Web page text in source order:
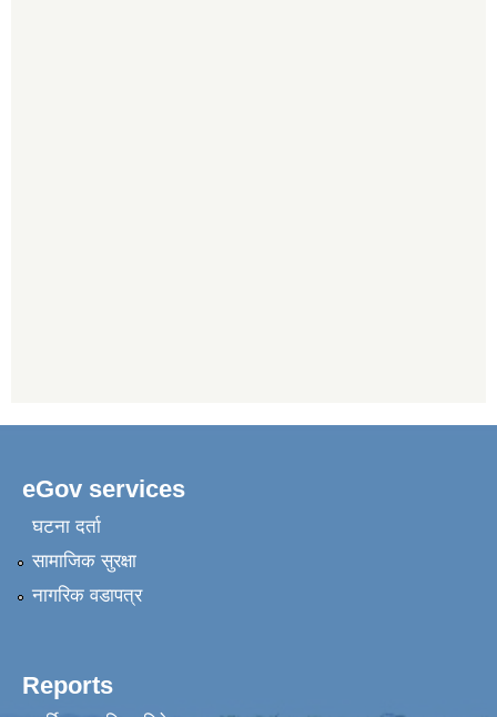
eGov services
घटना दर्ता
सामाजिक सुरक्षा
नागरिक वडापत्र
Reports